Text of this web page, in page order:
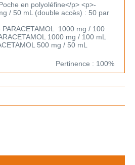
en polyoléfine</p> <p>-
/ 50 mL (double accès) : 50 par
1000 mg / 100
1000 mg / 100 mL
500 mg / 50 mL
Pertinence : 100%